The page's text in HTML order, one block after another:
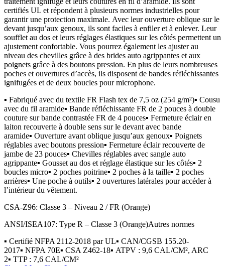
certifiés UL et répondent à plusieurs normes industrielles pour
garantir une protection maximale. Avec leur ouverture oblique sur le
devant jusqu’aux genoux, ils sont faciles à enfiler et à enlever. Leur
soufflet au dos et leurs réglages élastiques sur les côtés permettent un
ajustement confortable. Vous pourrez également les ajuster au
niveau des chevilles grâce à des brides auto agrippantes et aux
poignets grâce à des boutons pression. En plus de leurs nombreuses
poches et ouvertures d’accès, ils disposent de bandes réfléchissantes
ignifugées et de deux boucles pour microphone.
▪ Fabriqué avec du textile FR Flash tex de 7,5 oz (254 g/m²)▪ Cousu
avec du fil aramide▪ Bande réfléchissante FR de 2 pouces à double
couture sur bande contrastée FR de 4 pouces▪ Fermeture éclair en
laiton recouverte à double sens sur le devant avec bande
aramide▪ Ouverture avant oblique jusqu’aux genoux▪ Poignets
réglables avec boutons pression▪ Fermeture éclair recouverte de
jambe de 23 pouces▪ Chevilles réglables avec sangle auto
agrippante▪ Gousset au dos et réglage élastique sur les côtés▪ 2
boucles micro▪ 2 poches poitrine▪ 2 poches à la taille▪ 2 poches
arrières▪ Une poche à outils▪ 2 ouvertures latérales pour accéder à
l’intérieur du vêtement.
CSA-Z96: Classe 3 – Niveau 2 / FR (Orange)
ANSI/ISEA107: Type R – Classe 3 (Orange)Autres normes
▪ Certifié NFPA 2112-2018 par UL▪ CAN/CGSB 155.20-
2017▪ NFPA 70E▪ CSA Z462-18▪ ATPV : 9,6 CAL/CM², ARC
2▪ TTP : 7,6 CAL/CM²